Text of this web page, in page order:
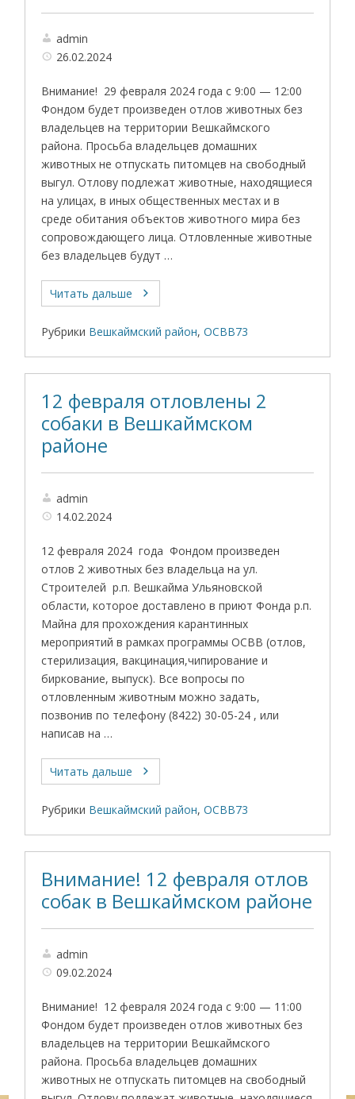
admin
26.02.2024
Внимание! 29 февраля 2024 года с 9:00 — 12:00
Фондом будет произведен отлов животных без
владельцев на территории Вешкаймского
района. Просьба владельцев домашних
животных не отпускать питомцев на свободный
выгул. Отлову подлежат животные, находящиеся
на улицах, в иных общественных местах и в
среде обитания объектов животного мира без
сопровождающего лица. Отловленные животные
без владельцев будут …
Читать дальше
Рубрики Вешкаймский район,ОСВВ73
12 февраля отловлены 2
собаки в Вешкаймском
районе
admin
14.02.2024
12 февраля 2024 года Фондом произведен
отлов 2 животных без владельца на ул.
Строителей р.п. Вешкайма Ульяновской
области, которое доставлено в приют Фонда р.п.
Майна для прохождения карантинных
мероприятий в рамках программы ОСВВ (отлов,
стерилизация, вакцинация,чипирование и
биркование, выпуск). Все вопросы по
отловленным животным можно задать,
позвонив по телефону (8422) 30-05-24 , или
написав на …
Читать дальше
Рубрики Вешкаймский район,ОСВВ73
Внимание! 12 февраля отлов
собак в Вешкаймском районе
admin
09.02.2024
Внимание! 12 февраля 2024 года с 9:00 — 11:00
Фондом будет произведен отлов животных без
владельцев на территории Вешкаймского
района. Просьба владельцев домашних
животных не отпускать питомцев на свободный